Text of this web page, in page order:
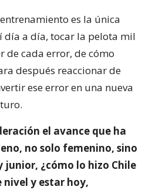
es la única
día a día, tocar la pelota mil
de cada error, de cómo
después reaccionar de
ese error en una nueva
el avance que ha
no solo femenino, sino
¿cómo lo hizo Chile
nivel y estar hoy,